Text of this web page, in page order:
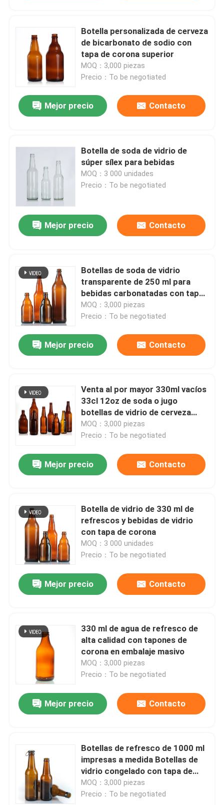
Botella personalizada de cerveza
de bicarbonato de sodio con
tapa de corona superior
MOQ：3,000 piezas
Precio：To be negotiated
Mejor precio Contacto
Botella de soda de vidrio de
súper sílex para bebidas
MOQ：3 000 unidades
Precio：To be negotiated
Mejor precio Contacto
Botellas de soda de vidrio
transparente de 250 ml para
bebidas carbonatadas con tapa
de corona
MOQ：3,000 piezas
Precio：To be negotiated
Mejor precio Contacto
Venta al por mayor 330ml vacíos
33cl 12oz de soda o jugo
botellas de vidrio de cerveza
clara con tapa
MOQ：3,000 piezas
Precio：To be negotiated
Mejor precio Contacto
Botella de vidrio de 330 ml de
refrescos y bebidas de vidrio
con tapa de corona
MOQ：3 000 unidades
Precio：To be negotiated
Mejor precio Contacto
330 ml de agua de refresco de
alta calidad con tapones de
corona en embalaje masivo
MOQ：3,000 piezas
Precio：To be negotiated
Mejor precio Contacto
Botellas de refresco de 1000 ml
impresas a medida Botellas de
vidrio congelado con tapa de
corona
MOQ：3,000 piezas
Precio：To be negotiated